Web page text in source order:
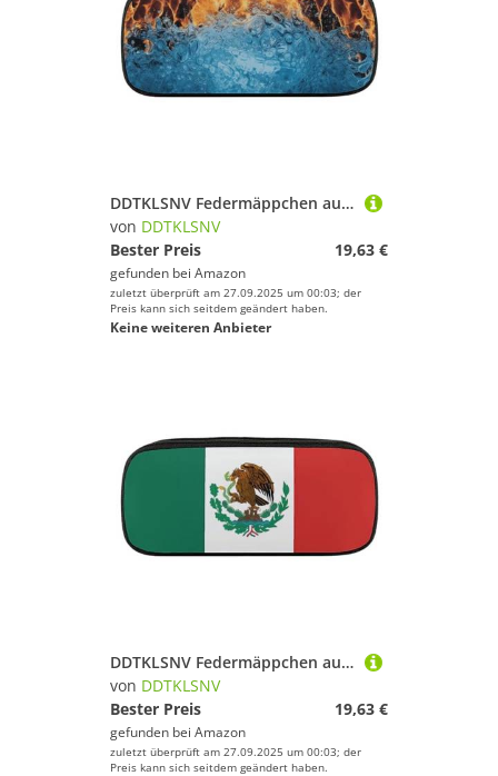
DDTKLSNV Federmäppchen aus Leder, wasserdicht, niedliches Federmäppchen, Reise-Kosmetiktasche, Make-up-Tasche, Organizer, Stifthalter für Männer und Frauen, Eisfeuer
von DDTKLSNV
Bester Preis
19,63 €
gefunden bei Amazon
zuletzt überprüft am 27.09.2025 um 00:03; der
Preis kann sich seitdem geändert haben.
Keine weiteren Anbieter
DDTKLSNV Federmäppchen aus Leder, wasserdicht, niedliches Federmäppchen, Reise-Kosmetiktasche, Make-up-Tasche, Organizer, Stifthalter für Männer und Frauen, Flagge von Mexiko
von DDTKLSNV
Bester Preis
19,63 €
gefunden bei Amazon
zuletzt überprüft am 27.09.2025 um 00:03; der
Preis kann sich seitdem geändert haben.